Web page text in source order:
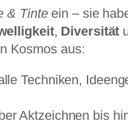
& Tinteein – sie
, Diversität
Kosmos aus:
Techniken,
Aktzeichnen bis